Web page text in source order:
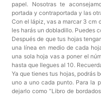
papel. Nosotras te
portada y contraportada y las
Con el lápiz, vas a marcar 3 cm
les harás un dobladillo. Puedes
Después de que tus hojas
una línea en medio de cada
una sola hoja vas a poner el
hasta que llegues al 10.
Ya que tienes tus hojas, podrás
uno a uno cada punto. Para la
dejarlo como “Libro de